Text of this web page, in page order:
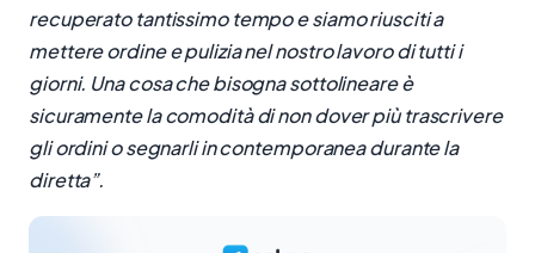
recuperato tantissimo tempo e siamo riusciti a
mettere ordine e pulizia nel nostro lavoro di tutti i
giorni. Una cosa che bisogna sottolineare è
sicuramente la comodità di non dover più trascrivere
gli ordini o segnarli in contemporanea durante la
diretta”.